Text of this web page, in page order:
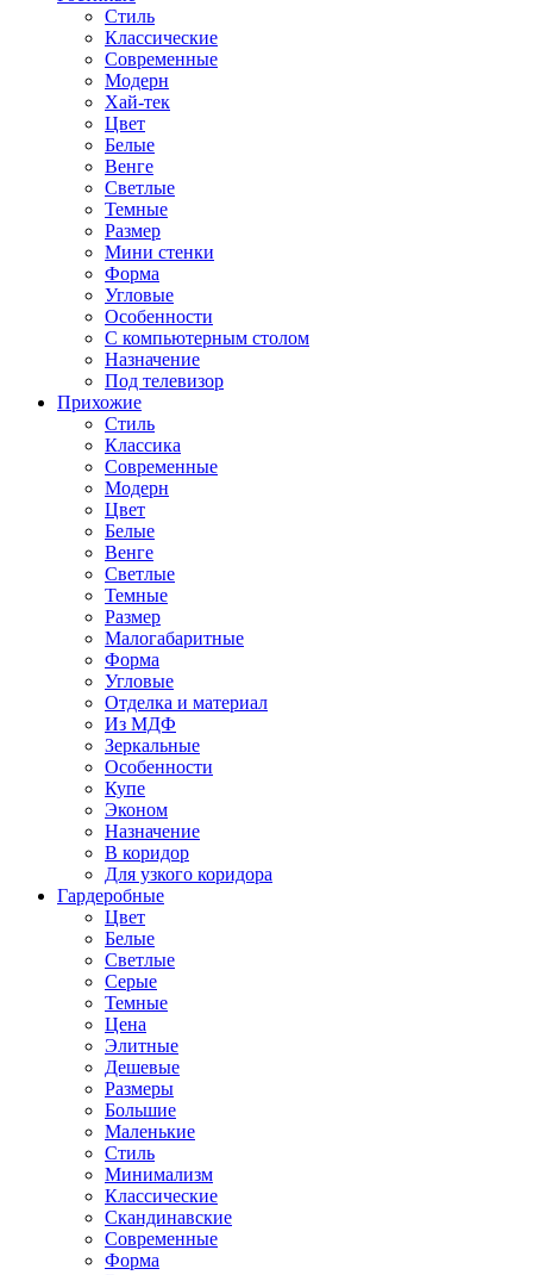
Стиль
Классические
Современные
Модерн
Хай-тек
Цвет
Белые
Венге
Светлые
Темные
Размер
Мини стенки
Форма
Угловые
Особенности
С компьютерным столом
Назначение
Под телевизор
Прихожие
Стиль
Классика
Современные
Модерн
Цвет
Белые
Венге
Светлые
Темные
Размер
Малогабаритные
Форма
Угловые
Отделка и материал
Из МДФ
Зеркальные
Особенности
Купе
Эконом
Назначение
В коридор
Для узкого коридора
Гардеробные
Цвет
Белые
Светлые
Серые
Темные
Цена
Элитные
Дешевые
Размеры
Большие
Маленькие
Стиль
Минимализм
Классические
Скандинавские
Современные
Форма